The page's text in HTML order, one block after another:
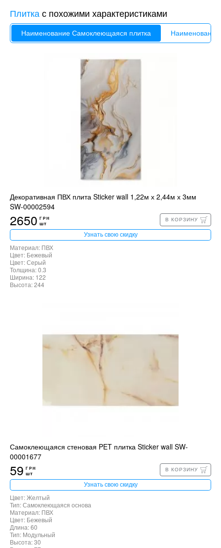
Плиткас похожими характеристиками
Наименование Cамоклеющаяся плитка
Декоративная ПВХ плита Sticker wall 1,22м х 2,44м х 3мм
SW-00002594
2650 ГРН
шт
В КОРЗИНУ
Узнать свою скидку
Материал: ПВХ
Цвет: Бежевый
Цвет: Серый
Толщина: 0.3
Ширина: 122
Высота: 244
Самоклеющаяся стеновая PET плитка Sticker wall SW-
00001677
59 ГРН
шт
В КОРЗИНУ
Узнать свою скидку
Цвет: Желтый
Тип: Самоклеющаяся основа
Материал: ПВХ
Цвет: Бежевый
Длина: 60
Тип: Модульный
Высота: 30